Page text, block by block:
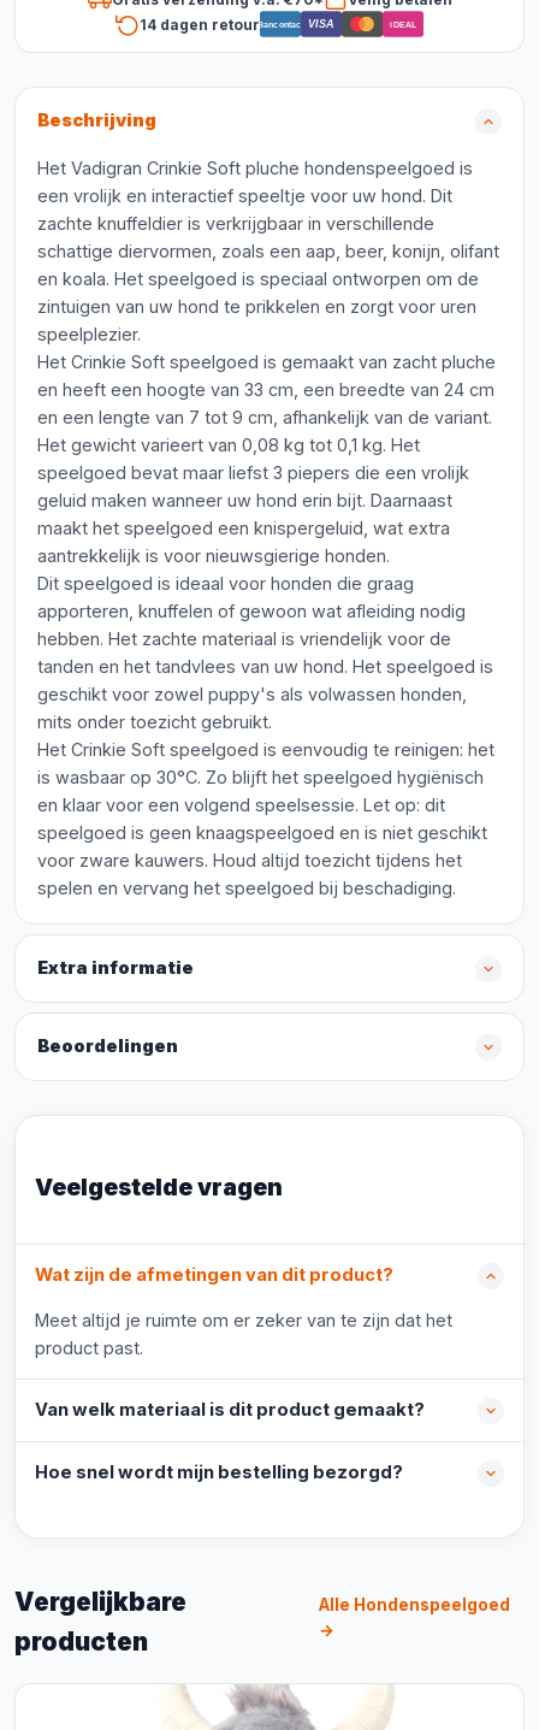
14 dagen retourBancontact VISA iDEAL
Beschrijving
Het Vadigran Crinkie Soft pluche hondenspeelgoed is
een vrolijk en interactief speeltje voor uw hond. Dit
zachte knuffeldier is verkrijgbaar in verschillende
schattige diervormen, zoals een aap, beer, konijn, olifant
en koala. Het speelgoed is speciaal ontworpen om de
zintuigen van uw hond te prikkelen en zorgt voor uren
speelplezier.
Het Crinkie Soft speelgoed is gemaakt van zacht pluche
en heeft een hoogte van 33 cm, een breedte van 24 cm
en een lengte van 7 tot 9 cm, afhankelijk van de variant.
Het gewicht varieert van 0,08 kg tot 0,1 kg. Het
speelgoed bevat maar liefst 3 piepers die een vrolijk
geluid maken wanneer uw hond erin bijt. Daarnaast
maakt het speelgoed een knispergeluid, wat extra
aantrekkelijk is voor nieuwsgierige honden.
Dit speelgoed is ideaal voor honden die graag
apporteren, knuffelen of gewoon wat afleiding nodig
hebben. Het zachte materiaal is vriendelijk voor de
tanden en het tandvlees van uw hond. Het speelgoed is
geschikt voor zowel puppy's als volwassen honden,
mits onder toezicht gebruikt.
Het Crinkie Soft speelgoed is eenvoudig te reinigen: het
is wasbaar op 30°C. Zo blijft het speelgoed hygiënisch
en klaar voor een volgend speelsessie. Let op: dit
speelgoed is geen knaagspeelgoed en is niet geschikt
voor zware kauwers. Houd altijd toezicht tijdens het
spelen en vervang het speelgoed bij beschadiging.
Extra informatie
Beoordelingen
Veelgestelde vragen
Wat zijn de afmetingen van dit product?
Meet altijd je ruimte om er zeker van te zijn dat het
product past.
Van welk materiaal is dit product gemaakt?
Hoe snel wordt mijn bestelling bezorgd?
Vergelijkbare
producten
Alle Hondenspeelgoed
→